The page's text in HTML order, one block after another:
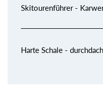
Skitourenführer -
Harte Schale -